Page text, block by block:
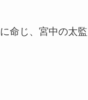
命じ、宮中の太監